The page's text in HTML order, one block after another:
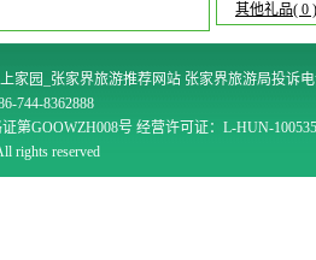
其他礼品( 0 )
家园_张家界旅游推荐网站 张家界旅游局投诉电
744-8362888
第GOOWZH008号 经营许可证：L-HUN-100535
rights reserved